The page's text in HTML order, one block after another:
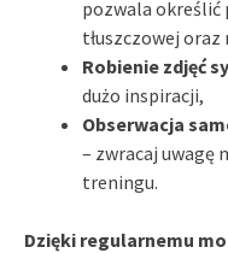
pozwala
tłuszczowej
Robienie zdjęć
dużo inspiracji,
Obserwacja
– zwracaj uwagę
treningu.
Dzięki regularnemu